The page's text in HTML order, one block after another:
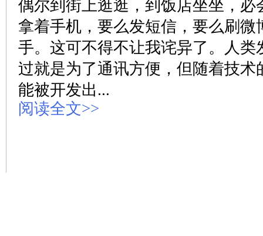
偶尔到街上逛逛，到饭店坐坐，必
拿着手机，要么发短信，要么刷微
手。这可不得不让我诧异了。人类
过就是为了通讯方便，但随着技术
能被开发出...
阅读全文>>